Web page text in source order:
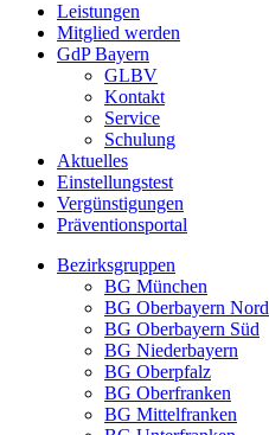
Leistungen
Mitglied werden
GdP Bayern
GLBV
Kontakt
Service
Schulung
Aktuelles
Einstellungstest
Vergünstigungen
Präventionsportal
Bezirksgruppen
BG München
BG Oberbayern Nord
BG Oberbayern Süd
BG Niederbayern
BG Oberpfalz
BG Oberfranken
BG Mittelfranken